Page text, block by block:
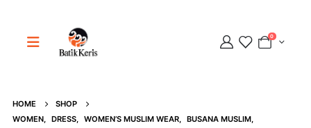
0
HOME
SHOP
WOMEN, DRESS, WOMEN’S MUSLIM WEAR, BUSANA MUSLIM,
Adipati